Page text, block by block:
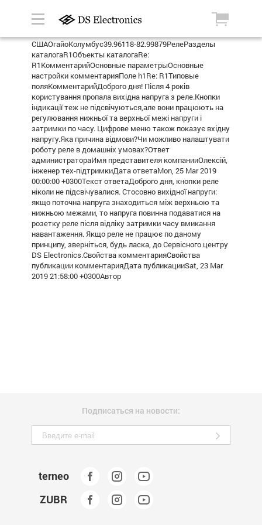
СШАОгайоКолумбус39.96118-82.99879РелеРазделы
каталогаR1Объекты каталогаRe:
R1КомментарийОсновные параметрыОсновные
настройки комментарияПоле h1Re: R1Типовые
поляКомментарийДоброго дня! Після 4 років
користування пропала вихідна напруга з реле.Кнопки
індикації теж не підсвічуються,але вони працюють на
регулювання нижньої та верхньої межі напруги і
затримки по часу. Цифрове меню також показує вхідну
напругу.Яка причина відмови?Чи можливо налаштувати
роботу реле в домашніх умовах?Ответ
администратораИмя представителя компанииОлексій,
інженер тех-підтримкиДата ответаMon, 25 Mar 2019
00:00:00 +0300Текст ответаДоброго дня, кнопки реле
ніколи не підсвічувалися. Стосовно вихідної напруги:
якщо поточна напруга знаходиться між верхньою та
нижньою межами, то напруга повинна подаватися на
розетку реле після відліку затримки часу вмикання
навантаження. Якщо реле не працює по даному
принципу, зверніться, будь ласка, до Сервісного центру
DS Electronics.Свойства комментарияСвойства
публикации комментарияДата публикацииSat, 23 Mar
2019 21:58:00 +0300Автор
Подписаться на новости:
terneo
ZUBR